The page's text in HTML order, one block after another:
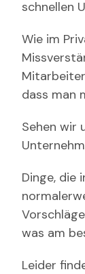
schnellen
Wie im
dass man
Sehen wir
Dinge, die
was am
Leider